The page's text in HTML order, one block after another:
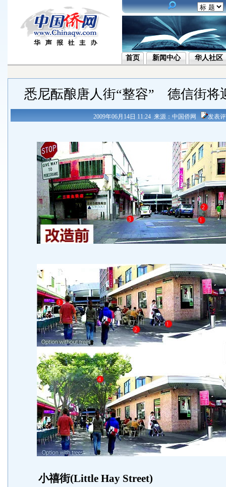
首页 新闻中心 华人社区
悉尼酝酿唐人街“整容” 德信街将
2009年06月14日 11:24 来源：中国侨网 发表
小禧街(Little Hay Street)